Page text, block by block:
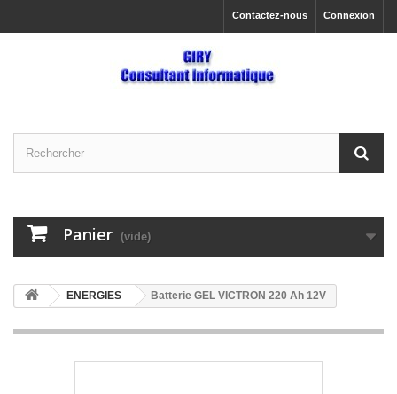
Connexion
Contactez-nous
Panier (vide)
ENERGIES Batterie GEL VICTRON 220 Ah 12V